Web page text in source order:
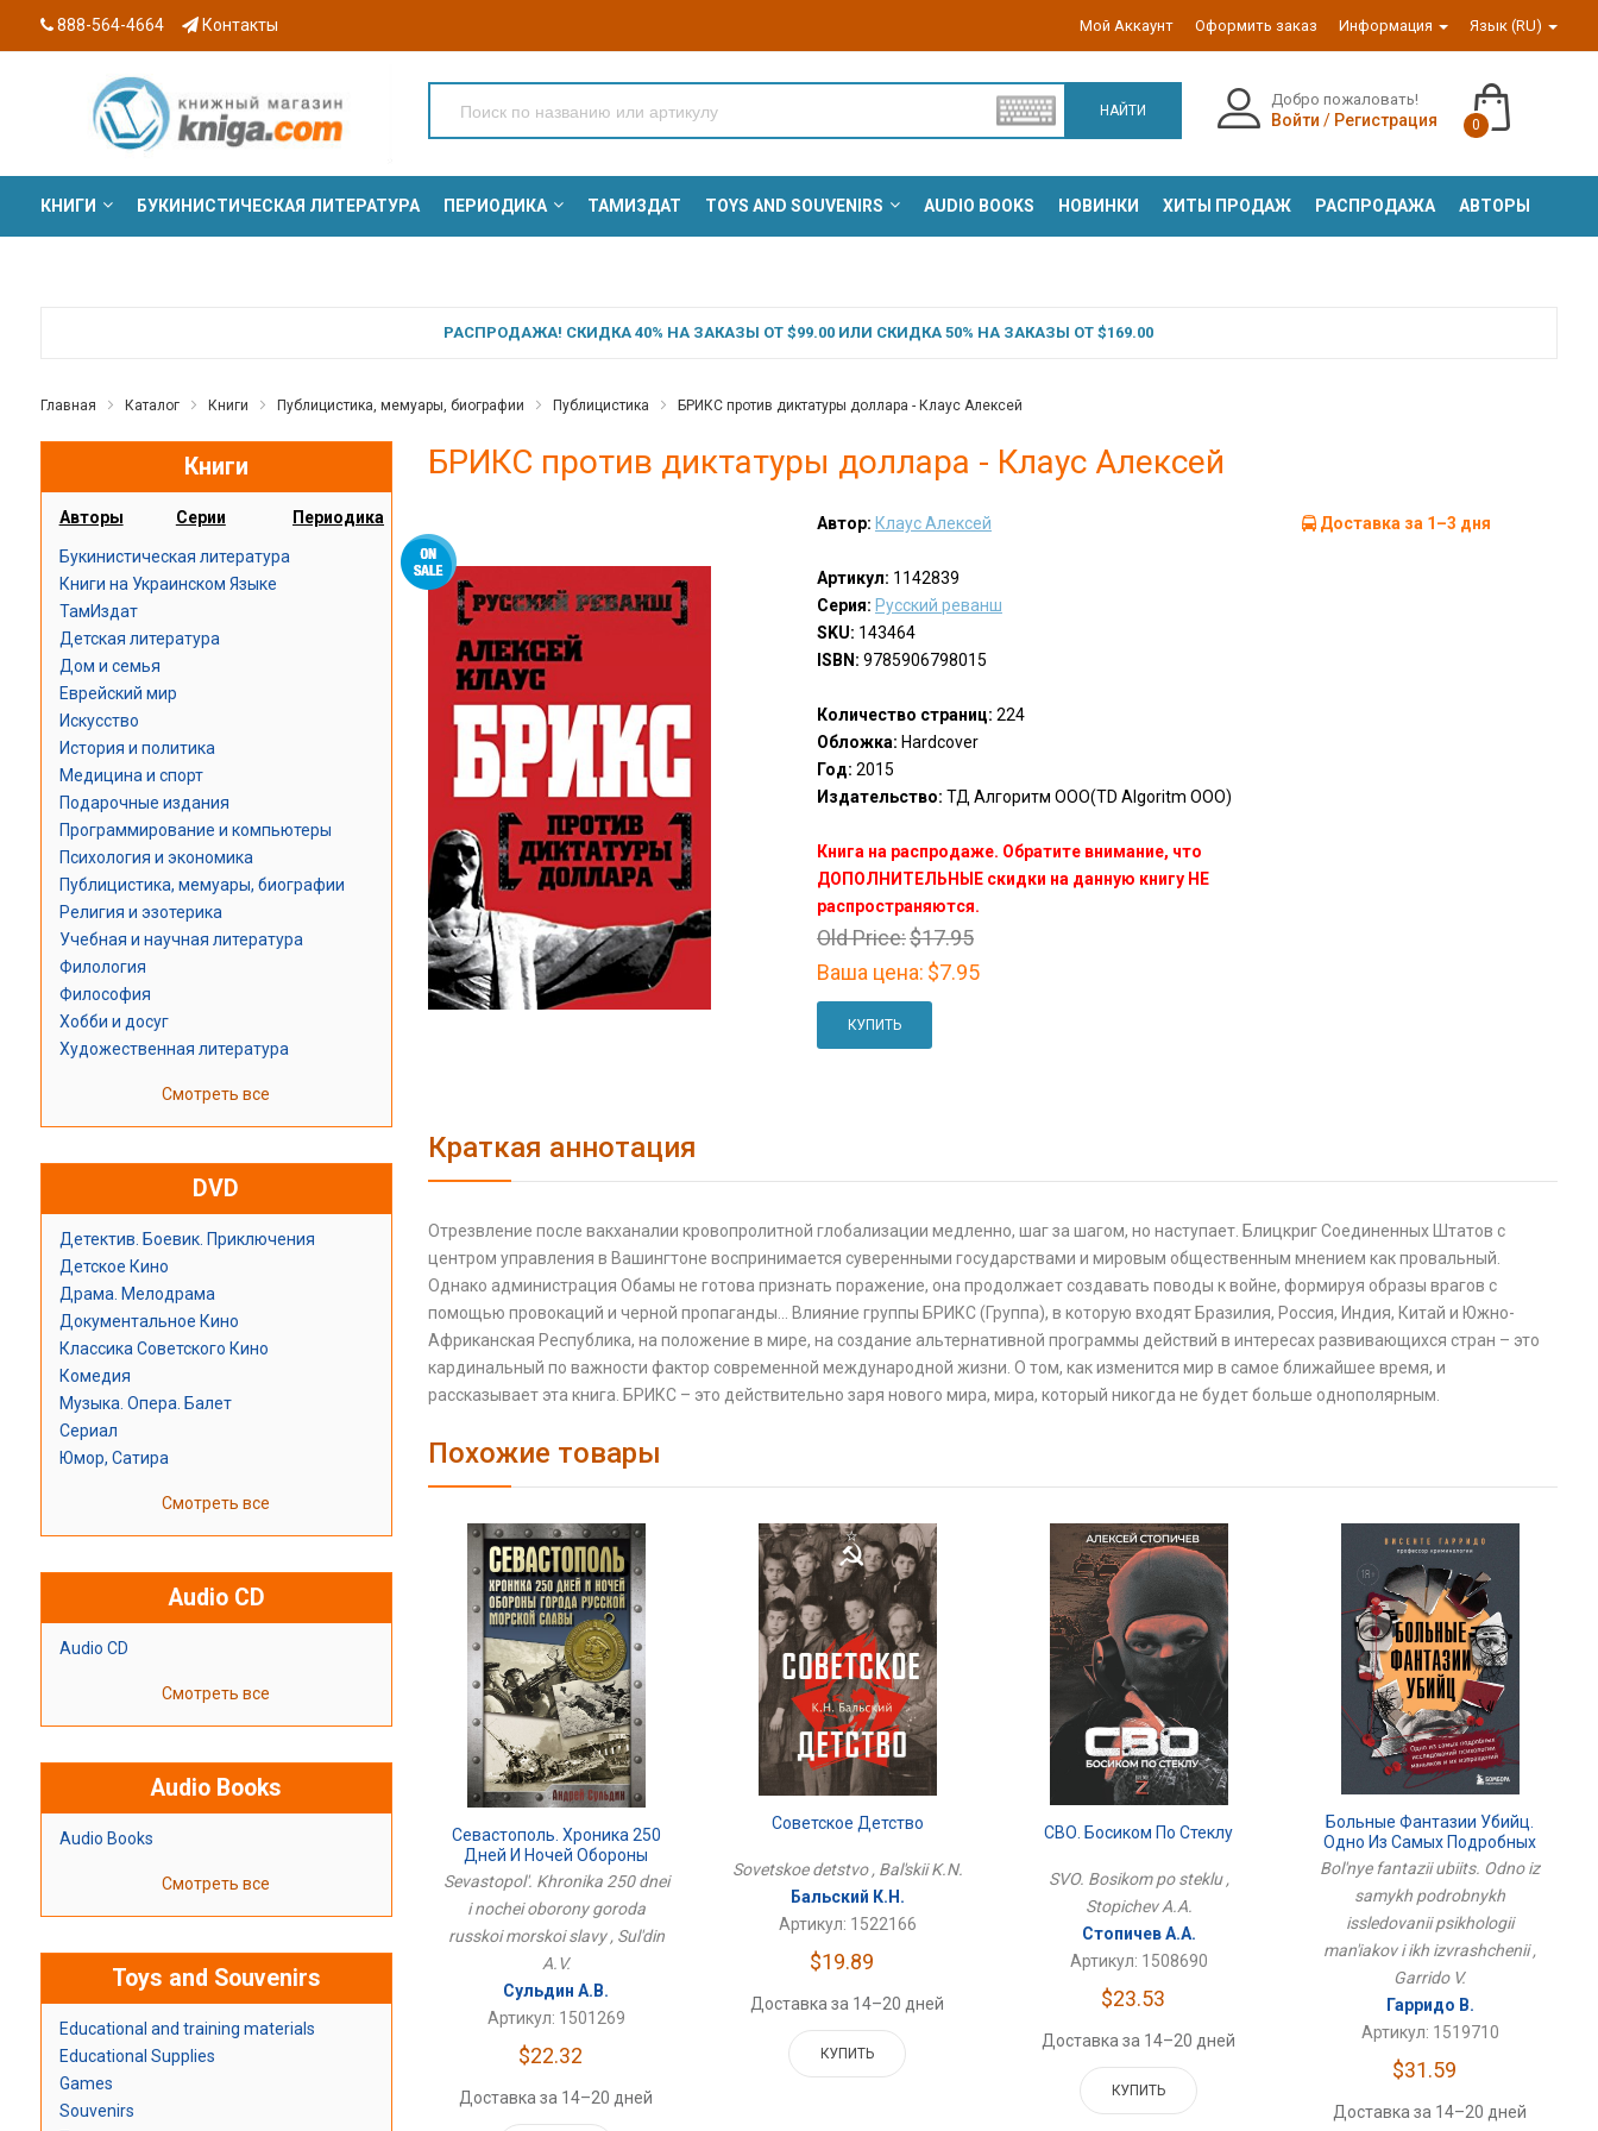
888-564-4664 Контакты Мой Аккаунт Оформить заказ Информация Язык (RU)
НАЙТИ
Добро пожаловать!
Войти / Регистрация 0
КНИГИ БУКИНИСТИЧЕСКАЯ ЛИТЕРАТУРА ПЕРИОДИКА ТАМИЗДАТ TOYS AND SOUVENIRS AUDIO BOOKS НОВИНКИ ХИТЫ ПРОДАЖ РАСПРОДАЖА АВТОРЫ
РАСПРОДАЖА! СКИДКА 40% НА ЗАКАЗЫ ОТ $99.00 ИЛИ СКИДКА 50% НА ЗАКАЗЫ ОТ $169.00
Главная Каталог Книги Публицистика, мемуары, биографии Публицистика БРИКС против диктатуры доллара - Клаус Алексей
Книги
Авторы Серии Периодика
Букинистическая литература
Книги на Украинском Языке
ТамИздат
Детская литература
Дом и семья
Еврейский мир
Искусство
История и политика
Медицина и спорт
Подарочные издания
Программирование и компьютеры
Психология и экономика
Публицистика, мемуары, биографии
Религия и эзотерика
Учебная и научная литература
Филология
Философия
Хобби и досуг
Художественная литература
Смотреть все
DVD
Детектив. Боевик. Приключения
Детское Кино
Драма. Мелодрама
Документальное Кино
Классика Советского Кино
Комедия
Музыка. Опера. Балет
Сериал
Юмор, Сатира
Смотреть все
Audio CD
Audio CD
Смотреть все
Audio Books
Audio Books
Смотреть все
Toys and Souvenirs
Educational and training materials
Educational Supplies
Games
Souvenirs
БРИКС против диктатуры доллара - Клаус Алексей
Автор: Клаус Алексей
Артикул: 1142839
Серия: Русский реванш
SKU: 143464
ISBN: 9785906798015
Количество страниц: 224
Обложка: Hardcover
Год: 2015
Издательство: ТД Алгоритм ООО(TD Algoritm OOO)
Книга на распродаже. Обратите внимание, что
ДОПОЛНИТЕЛЬНЫЕ скидки на данную книгу НЕ
распространяются.
Old Price:$17.95
Ваша цена: $7.95
КУПИТЬ
Доставка за 1–3 дня
Краткая аннотация
Отрезвление после вакханалии кровопролитной глобализации медленно, шаг за шагом, но наступает. Блицкриг Соединенных Штатов с
центром управления в Вашингтоне воспринимается суверенными государствами и мировым общественным мнением как провальный.
Однако администрация Обамы не готова признать поражение, она продолжает создавать поводы к войне, формируя образы врагов с
помощью провокаций и черной пропаганды… Влияние группы БРИКС (Группа), в которую входят Бразилия, Россия, Индия, Китай и Южно-
Африканская Республика, на положение в мире, на создание альтернативной программы действий в интересах развивающихся стран – это
кардинальный по важности фактор современной международной жизни. О том, как изменится мир в самое ближайшее время, и
рассказывает эта книга. БРИКС – это действительно заря нового мира, мира, который никогда не будет больше однополярным.
Похожие товары
Севастополь. Хроника 250
Дней И Ночей Обороны
Города Русской Морской
Sevastopol'. Khronika 250 dnei
i nochei oborony goroda
russkoi morskoi slavy , Sul'din
A.V.
Сульдин А.В.
Артикул: 1501269
$22.32
Доставка за 14–20 дней
Советское Детство
Sovetskoe detstvo , Bal'skii K.N.
Бальский К.Н.
Артикул: 1522166
$19.89
Доставка за 14–20 дней
КУПИТЬ
СВО. Босиком По Стеклу
SVO. Bosikom po steklu ,
Stopichev A.A.
Стопичев А.А.
Артикул: 1508690
$23.53
Доставка за 14–20 дней
КУПИТЬ
Больные Фантазии Убийц.
Одно Из Самых Подробных
Исследований Психологии
Маньяков И Их Извращений
Bol'nye fantazii ubiits. Odno iz
samykh podrobnykh
issledovanii psikhologii
man'iakov i ikh izvrashchenii ,
Garrido V.
Гарридо В.
Артикул: 1519710
$31.59
Доставка за 14–20 дней